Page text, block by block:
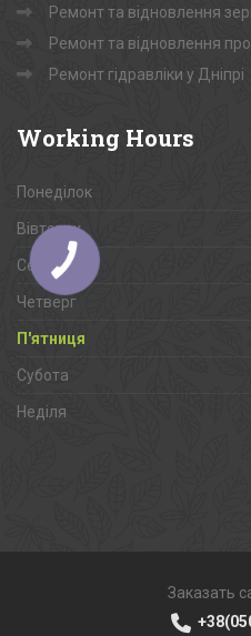
Ремонт та відновлення
Ремонт та відновлення
Ремонт гідравліки у Дніпрі
Working Hours
Понеділок
Вівторок
Середа
Четверг
П'ятниця
Субота
Неділя
Заказать